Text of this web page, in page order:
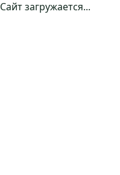
Сайт загружается...